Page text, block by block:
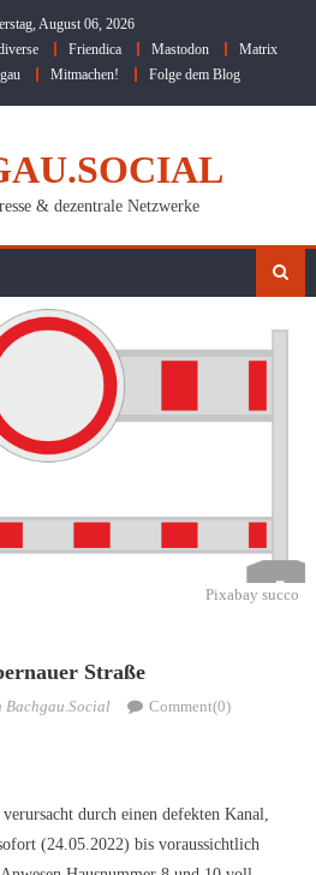
August 06, 2026
Friendica Mastodon
Matrix
Mitmachen! Folge dem Blog
& dezentrale Netzwerke
Pixabay succo
Straße
Bachgau.Social Comment(0)
durch einen defekten Kanal,
(24.05.2022) bis voraussichtlich